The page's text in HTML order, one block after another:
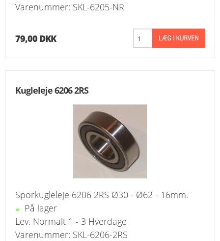
Varenummer: SKL-6205-NR
79,00 DKK
Kugleleje 6206 2RS
Sporkugleleje 6206 2RS Ø30 - Ø62 - 16mm.
På lager
Lev. Normalt 1 - 3 Hverdage
Varenummer: SKL-6206-2RS